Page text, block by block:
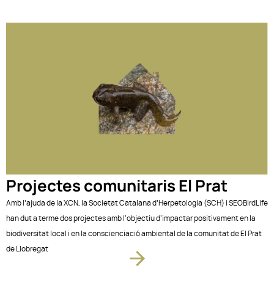
Projectes comunitaris El Prat
Amb l’ajuda de la XCN, la Societat Catalana d’Herpetologia (SCH) i SEOBirdLife
han dut a terme dos projectes amb l’objectiu d’impactar positivament en la
biodiversitat local i en la conscienciació ambiental de la comunitat de El Prat
de Llobregat